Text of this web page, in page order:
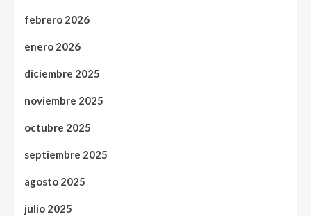
febrero 2026
enero 2026
diciembre 2025
noviembre 2025
octubre 2025
septiembre 2025
agosto 2025
julio 2025